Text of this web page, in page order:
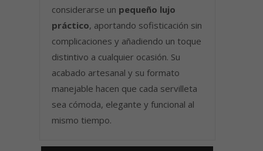
considerarse un pequeño lujo
práctico, aportando sofisticación sin
complicaciones y añadiendo un toque
distintivo a cualquier ocasión. Su
acabado artesanal y su formato
manejable hacen que cada servilleta
sea cómoda, elegante y funcional al
mismo tiempo.